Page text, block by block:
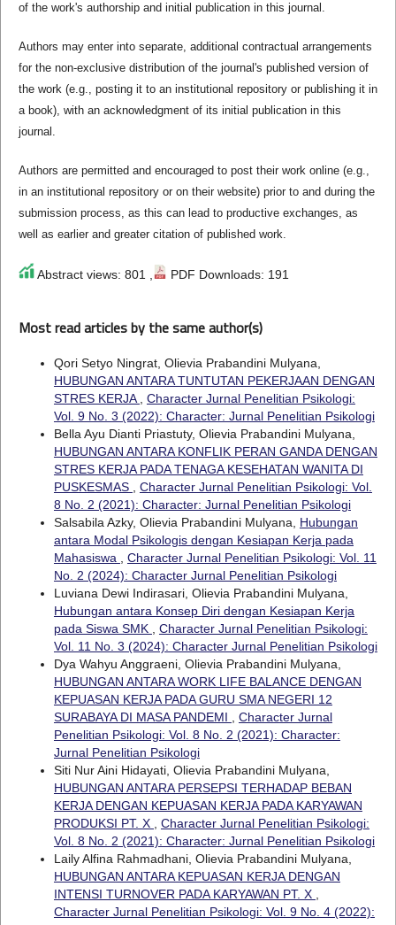
of the work's authorship and initial publication in this journal.
Authors may enter into separate, additional contractual arrangements
for the non-exclusive distribution of the journal's published version of
the work (e.g., posting it to an institutional repository or publishing it in
a book), with an acknowledgment of its initial publication in this
journal.
Authors are permitted and encouraged to post their work online (e.g.,
in an institutional repository or on their website) prior to and during the
submission process, as this can lead to productive exchanges, as
well as earlier and greater citation of published work.
Abstract views: 801 , PDF Downloads: 191
Most read articles by the same author(s)
Qori Setyo Ningrat, Olievia Prabandini Mulyana,
HUBUNGAN ANTARA TUNTUTAN PEKERJAAN DENGAN
STRES KERJA, Character Jurnal Penelitian Psikologi:
Vol. 9 No. 3 (2022): Character: Jurnal Penelitian Psikologi
Bella Ayu Dianti Priastuty, Olievia Prabandini Mulyana,
HUBUNGAN ANTARA KONFLIK PERAN GANDA DENGAN
STRES KERJA PADA TENAGA KESEHATAN WANITA DI
PUSKESMAS , Character Jurnal Penelitian Psikologi: Vol.
8 No. 2 (2021): Character: Jurnal Penelitian Psikologi
Salsabila Azky, Olievia Prabandini Mulyana, Hubungan
antara Modal Psikologis dengan Kesiapan Kerja pada
Mahasiswa , Character Jurnal Penelitian Psikologi: Vol. 11
No. 2 (2024): Character Jurnal Penelitian Psikologi
Luviana Dewi Indirasari, Olievia Prabandini Mulyana,
Hubungan antara Konsep Diri dengan Kesiapan Kerja
pada Siswa SMK , Character Jurnal Penelitian Psikologi:
Vol. 11 No. 3 (2024): Character Jurnal Penelitian Psikologi
Dya Wahyu Anggraeni, Olievia Prabandini Mulyana,
HUBUNGAN ANTARA WORK LIFE BALANCE DENGAN
KEPUASAN KERJA PADA GURU SMA NEGERI 12
SURABAYA DI MASA PANDEMI , Character Jurnal
Penelitian Psikologi: Vol. 8 No. 2 (2021): Character:
Jurnal Penelitian Psikologi
Siti Nur Aini Hidayati, Olievia Prabandini Mulyana,
HUBUNGAN ANTARA PERSEPSI TERHADAP BEBAN
KERJA DENGAN KEPUASAN KERJA PADA KARYAWAN
PRODUKSI PT. X , Character Jurnal Penelitian Psikologi:
Vol. 8 No. 2 (2021): Character: Jurnal Penelitian Psikologi
Laily Alfina Rahmadhani, Olievia Prabandini Mulyana,
HUBUNGAN ANTARA KEPUASAN KERJA DENGAN
INTENSI TURNOVER PADA KARYAWAN PT. X ,
Character Jurnal Penelitian Psikologi: Vol. 9 No. 4 (2022):